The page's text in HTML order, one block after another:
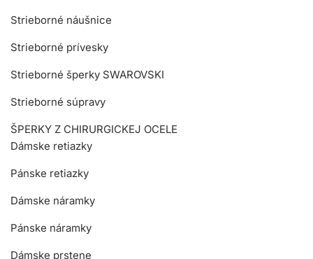
Strieborné náušnice
Strieborné prívesky
Strieborné šperky SWAROVSKI
Strieborné súpravy
ŠPERKY Z CHIRURGICKEJ OCELE
Dámske retiazky
Pánske retiazky
Dámske náramky
Pánske náramky
Dámske prstene